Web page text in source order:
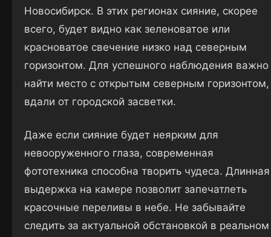
Новосибирск. В этих регионах сияние, скорее
всего, будет видно как зеленоватое или
красноватое свечение низко над северным
горизонтом. Для успешного наблюдения важно
найти место с открытым северным горизонтом,
вдали от городской засветки.
Даже если сияние будет неярким для
невооруженного глаза, современная
фототехника способна творить чудеса. Длинная
выдержка на камере позволит запечатлеть
красочные переливы в небе. Не забывайте
следить за актуальной обстановкой в реальном